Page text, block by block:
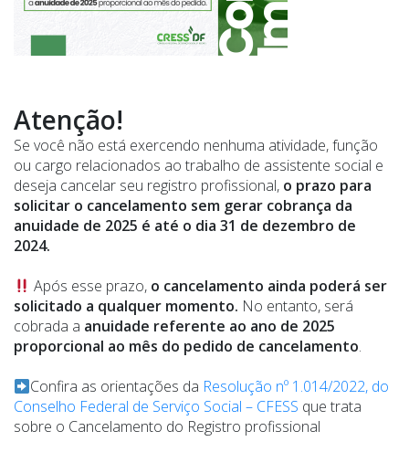
Atenção!
Se você não está exercendo nenhuma atividade, função
ou cargo relacionados ao trabalho de assistente social e
deseja cancelar seu registro profissional, o prazo para
solicitar o cancelamento sem gerar cobrança da
anuidade de 2025 é até o dia 31 de dezembro de
2024.
Após esse prazo, o cancelamento ainda poderá ser
solicitado a qualquer momento. No entanto, será
cobrada a anuidade referente ao ano de 2025
proporcional ao mês do pedido de cancelamento.
Confira as orientações da Resolução nº 1.014/2022, do
Conselho Federal de Serviço Social – CFESS que trata
sobre o Cancelamento do Registro profissional